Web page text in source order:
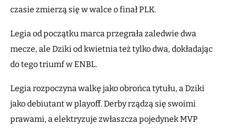
czasie zmierzą się w walce o finał PLK.
Legia od początku marca przegrała zaledwie dwa
mecze, ale Dziki od kwietnia też tylko dwa, dokładając
do tego triumf w ENBL.
Legia rozpoczyna walkę jako obrońca tytułu, a Dziki
jako debiutant w playoff. Derby rządzą się swoimi
prawami, a elektryzuje zwłaszcza pojedynek MVP